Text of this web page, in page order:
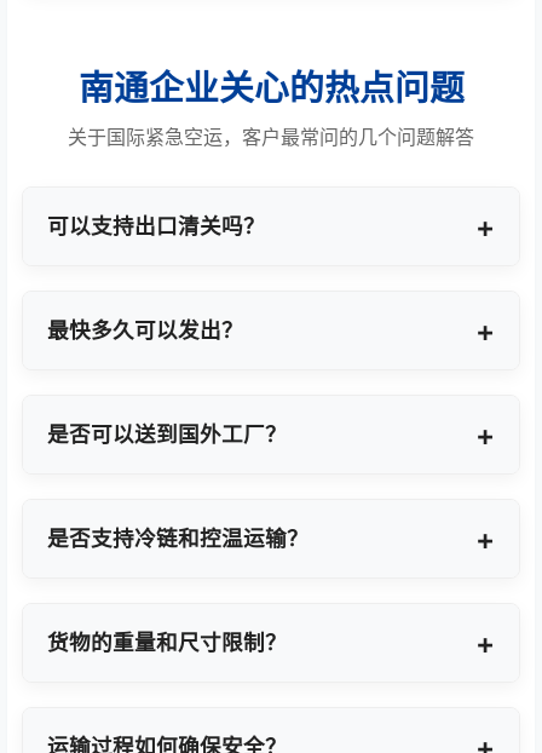
南通企业关心的热点问题
关于国际紧急空运，客户最常问的几个问题解答
可以支持出口清关吗？
最快多久可以发出？
是否可以送到国外工厂？
是否支持冷链和控温运输？
货物的重量和尺寸限制？
货物特性推荐最优方案。
运输过程如何确保安全？